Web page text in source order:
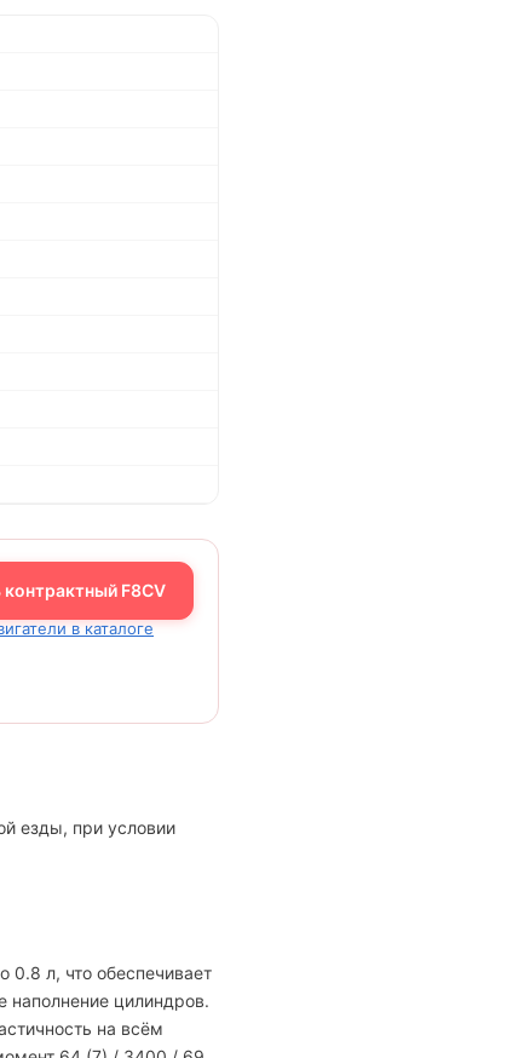
контрактный F8CV
в каталоге
езды, при условии
0.8 л, что обеспечивает
наполнение цилиндров.
на всём